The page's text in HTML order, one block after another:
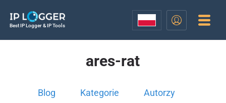
Best IP Logger & IP Tools
ares-rat
Blog Kategorie Autorzy